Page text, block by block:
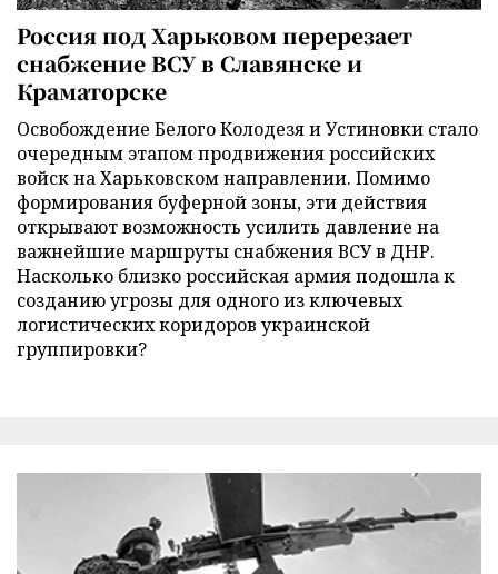
Россия под Харьковом перерезает
снабжение ВСУ в Славянске и
Краматорске
Освобождение Белого Колодезя и Устиновки стало
очередным этапом продвижения российских
войск на Харьковском направлении. Помимо
формирования буферной зоны, эти действия
открывают возможность усилить давление на
важнейшие маршруты снабжения ВСУ в ДНР.
Насколько близко российская армия подошла к
созданию угрозы для одного из ключевых
логистических коридоров украинской
группировки?